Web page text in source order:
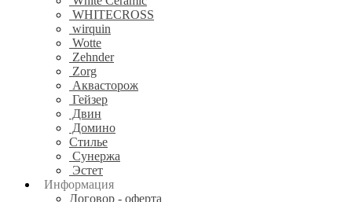
WHITECROSS
wirquin
Wotte
Zehnder
Zorg
Аквасторож
Гейзер
Двин
Домино
Стилье
Сунержа
Эстет
Информация
Договор - оферта